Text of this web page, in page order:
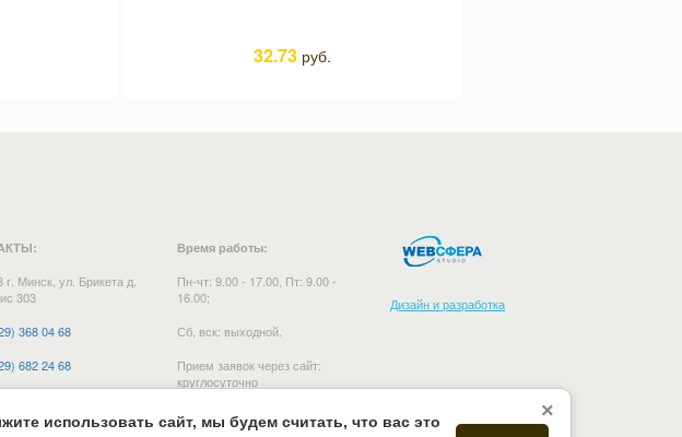
32.73 руб.
г. Минск, ул. Брикета д.
303
368 04 68
682 24 68
vdmn12@mail.ru
Время работы:
Пн-чт: 9.00 - 17.00, Пт: 9.00 -
16.00;
Сб, вск: выходной.
Прием заявок через сайт:
круглосуточно
Дизайн и разработка
×
использовать сайт, мы будем считать, что вас это